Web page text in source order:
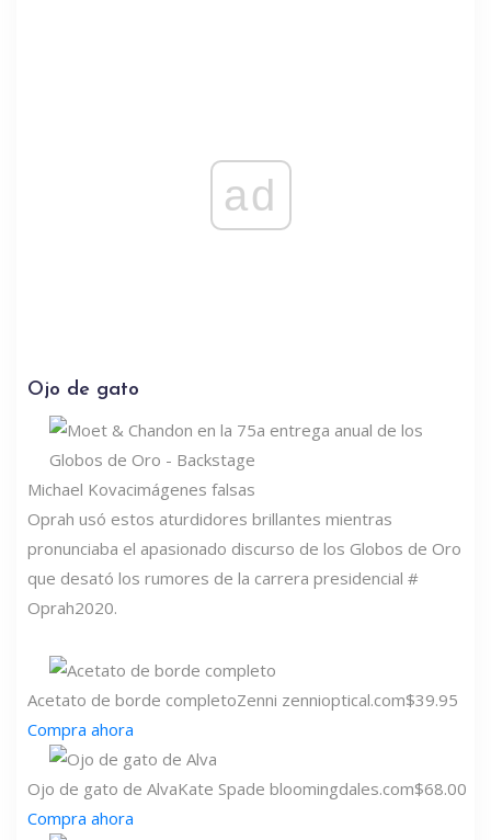
ad
Ojo de gato
Michael Kovacimágenes falsas
Oprah usó estos aturdidores brillantes mientras
pronunciaba el apasionado discurso de los Globos de Oro
que desató los rumores de la carrera presidencial #
Oprah2020.
Acetato de borde completoZenni zennioptical.com$39.95
Compra ahora
Ojo de gato de AlvaKate Spade bloomingdales.com$68.00
Compra ahora